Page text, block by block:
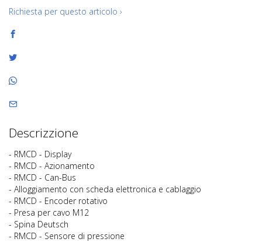
Richiesta per questo articolo ›
Descrizzione
- RMCD - Display
- RMCD - Azionamento
- RMCD - Can-Bus
- Alloggiamento con scheda elettronica e cablaggio
- RMCD - Encoder rotativo
- Presa per cavo M12
- Spina Deutsch
- RMCD - Sensore di pressione